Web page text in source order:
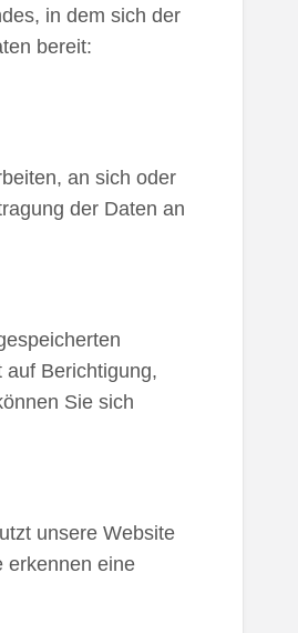
in dem sich der
bereit:
an sich oder
der Daten an
Berichtigung,
Sie sich
unsere Website
erkennen eine